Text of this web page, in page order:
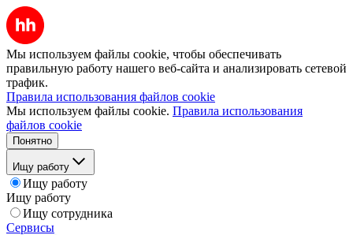
Мы используем файлы cookie, чтобы обеспечивать
правильную работу нашего веб-сайта и анализировать сетевой
трафик.
Правила использования файлов cookie
Мы используем файлы cookie. Правила использования
файлов cookie
Понятно
Ищу работу
Ищу работу
Ищу работу
Ищу сотрудника
Сервисы